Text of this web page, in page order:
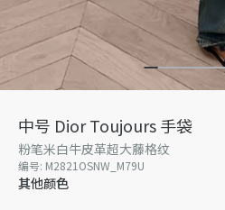
中号 Dior Toujours 手袋
粉笔米白牛皮革超大藤格纹
编号: M2821OSNW_M79U
其他颜色